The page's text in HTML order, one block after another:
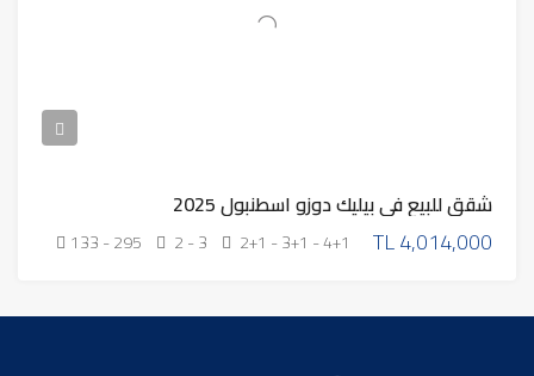
شقق للبيع في بيليك دوزو اسطنبول 2025
TL4,014,000
2+1 - 3+1 - 4+1
2 - 3
133 - 295